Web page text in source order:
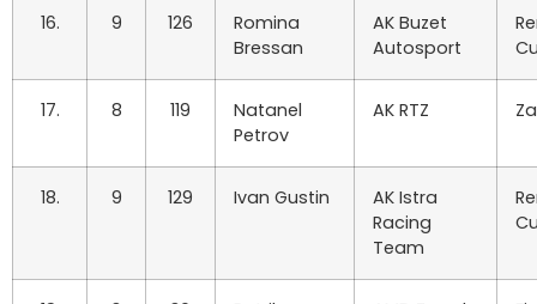
16. 9 126
Romina
Bressan
AK Buzet
Autosport
17. 8 119
Natanel
Petrov
AK RTZ
18. 9 129 Ivan Gustin
AK Istra
Racing
Team